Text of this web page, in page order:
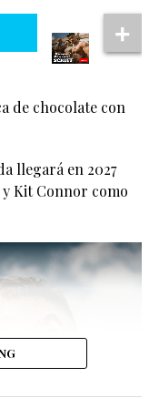
embargo, ya se
por conflictos de
por
británica
proyectos como
de chocolate con
llegará en 2027
y Kit Connor como